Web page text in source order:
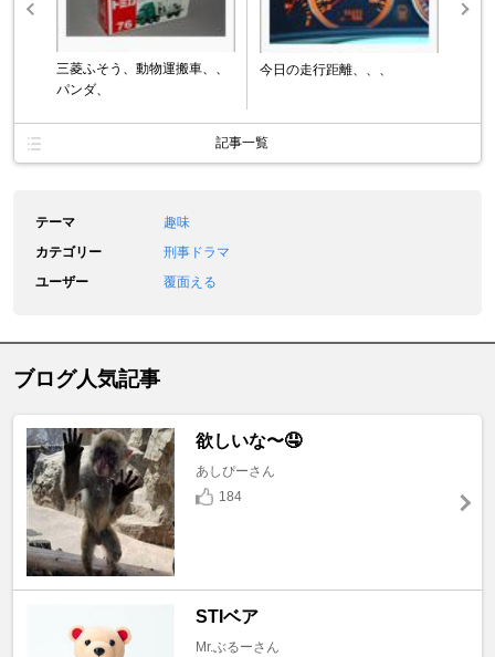
三菱ふそう、動物運搬車、、
パンダ、
今日の走行距離、、、
記事一覧
テーマ
趣味
カテゴリー
刑事ドラマ
ユーザー
覆面える
ブログ人気記事
欲しいな〜🤤
あしぴーさん
184
STIベア
Mr.ぶるーさん